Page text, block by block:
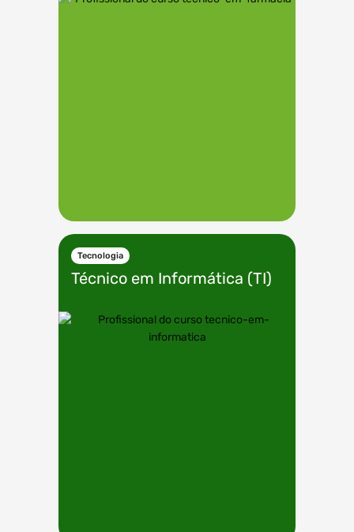
Tecnologia
Técnico em Informática (TI)